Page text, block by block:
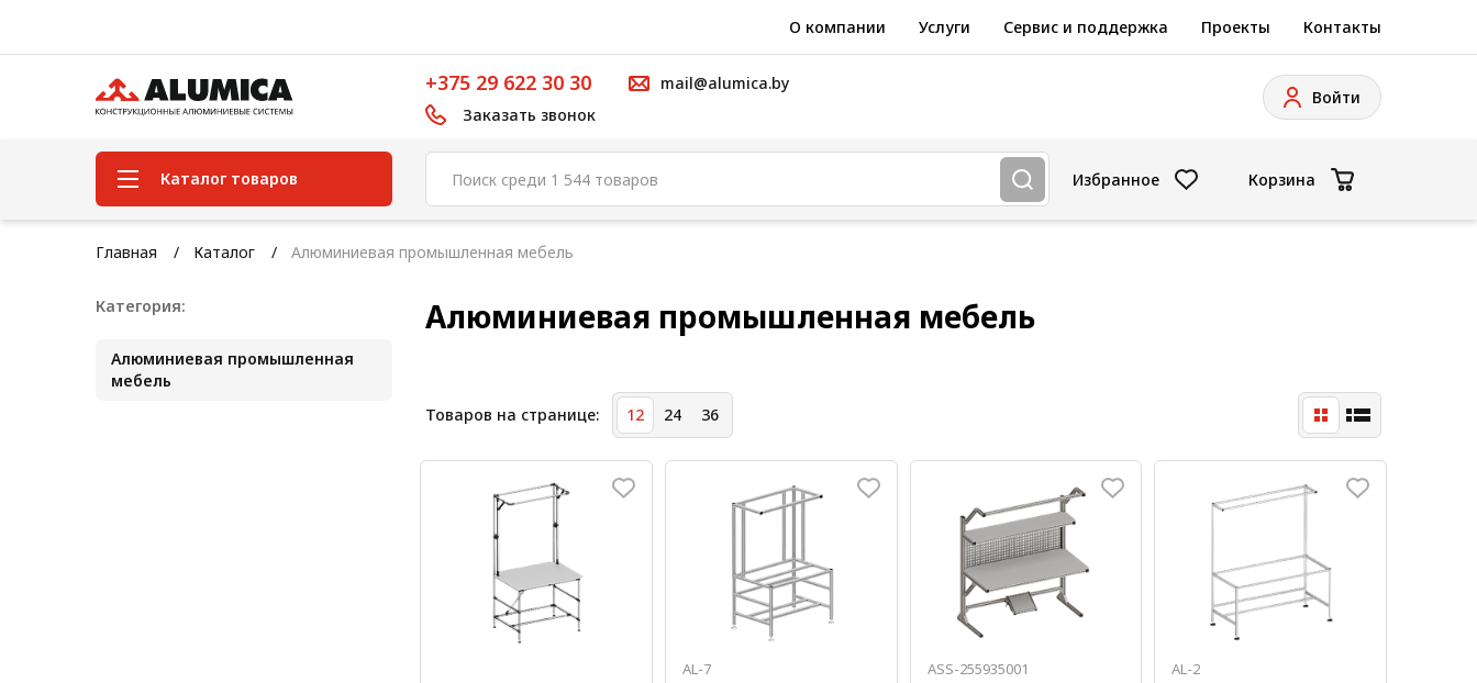
О компании Услуги Сервис и поддержка Проекты Контакты
+375 29 622 30 30
Заказать звонок
mail@alumica.by
Войти
Каталог товаров
Система конструкционного
Конструкционная трубная
Модульная трубная система
Избранное Корзина
Главная Каталог Алюминиевая промышленная мебель
Категория:
Алюминиевая промышленная
мебель
Алюминиевая промышленная мебель
Товаров на странице: 12 24 36
AL-7
ASS-255935001
AL-2